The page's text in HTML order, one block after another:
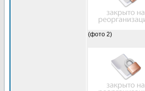
(фото 2)